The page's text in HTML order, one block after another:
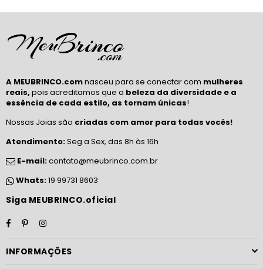
A MEUBRINCO.comnasceu para se conectar com mulheres
reais, pois acreditamos que a beleza da diversidade e a
essência de cada estilo, as tornam únicas!
Nossas Joias são criadas com amor para todas vocês!
Atendimento:Seg a Sex, das 8h às 16h
E-mail:contato@meubrinco.com.br
Whats:19 99731 8603
Siga MEUBRINCO.oficial
Facebook
PinterestInstagram
INFORMAÇÕES